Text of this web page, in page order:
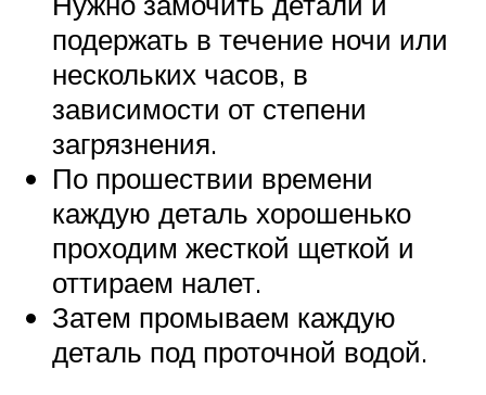
подержать в течение ночи или
нескольких часов, в
зависимости от степени
загрязнения.
По прошествии времени
каждую деталь хорошенько
проходим жесткой щеткой и
оттираем налет.
Затем промываем каждую
деталь под проточной водой.